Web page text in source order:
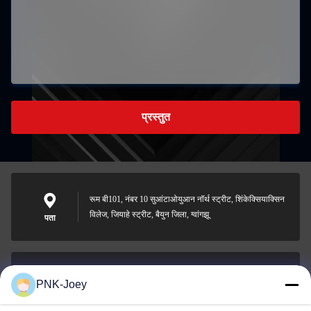
प्रस्तुत
पता
रूम बी101, नंबर 10 सुआंटाओयुआन नॉर्थ स्ट्रीट, शिंकेक्सियाक्सिन
विलेज, जियाहे स्ट्रीट, बैयुन जिला, ग्वांगझू
PNK-Joey